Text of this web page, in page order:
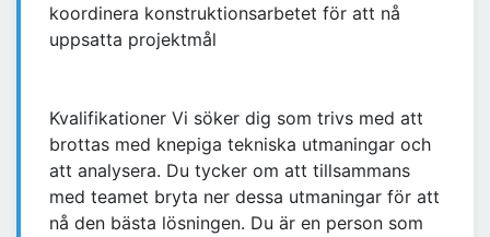
koordinera konstruktionsarbetet för att nå
uppsatta projektmål
Kvalifikationer Vi söker dig som trivs med att
brottas med knepiga tekniska utmaningar och
att analysera. Du tycker om att tillsammans
med teamet bryta ner dessa utmaningar för att
nå den bästa lösningen. Du är en person som